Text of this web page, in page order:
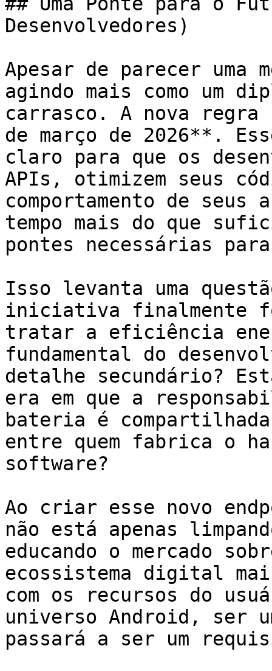
Desenvolvedores)
Apesar de parecer uma
agindo mais como um
carrasco. A nova regra
de março de 2026**.
claro para que os
APIs, otimizem seus
comportamento de seus
tempo mais do que
pontes necessárias
Isso levanta uma
iniciativa finalmente
tratar a eficiência
fundamental do
detalhe secundário?
era em que a
bateria é
entre quem fabrica o
software?
Ao criar esse novo
não está apenas
educando o mercado
ecossistema digital
com os recursos do
universo Android, ser
passará a ser um